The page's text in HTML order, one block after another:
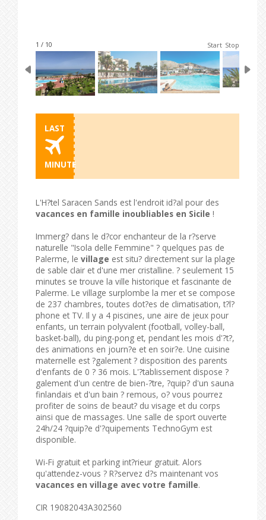
1 / 10 Start Stop
LAST
MINUTE
L'H?tel Saracen Sands est l'endroit id?al pour des
vacances en famille inoubliables en Sicile !
Immerg? dans le d?cor enchanteur de la r?serve
naturelle "Isola delle Femmine" ? quelques pas de
Palerme, le village est situ? directement sur la plage
de sable clair et d'une mer cristalline. ? seulement 15
minutes se trouve la ville historique et fascinante de
Palerme. Le village surplombe la mer et se compose
de 237 chambres, toutes dot?es de climatisation, t?l?
phone et TV. Il y a 4 piscines, une aire de jeux pour
enfants, un terrain polyvalent (football, volley-ball,
basket-ball), du ping-pong et, pendant les mois d'?t?,
des animations en journ?e et en soir?e. Une cuisine
maternelle est ?galement ? disposition des parents
d'enfants de 0 ? 36 mois. L'?tablissement dispose ?
galement d'un centre de bien-?tre, ?quip? d'un sauna
finlandais et d'un bain ? remous, o? vous pourrez
profiter de soins de beaut? du visage et du corps
ainsi que de massages. Une salle de sport ouverte
24h/24 ?quip?e d'?quipements TechnoGym est
disponible.
Wi-Fi gratuit et parking int?rieur gratuit. Alors
qu'attendez-vous ? R?servez d?s maintenant vos
vacances en village avec votre famille.
CIR 19082043A302560